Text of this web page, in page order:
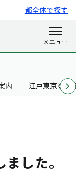
都全体で探す
内 江戸東京を知
した。